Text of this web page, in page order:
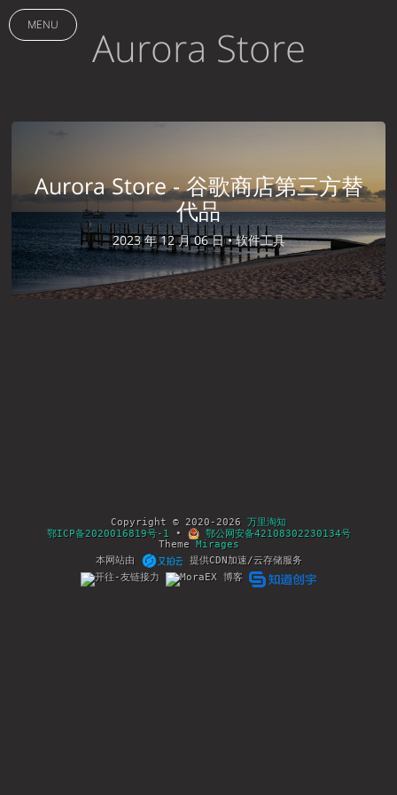
MENU Aurora Store
Aurora Store - 谷歌商店第三方替
代品
2023 年 12 月 06 日 •软件工具
Copyright © 2020-2026 万里淘知
鄂ICP备2020016819号-1 •
鄂公网安备42108302230134号
Theme Mirages
本网站由
提供CDN加速/云存储服务